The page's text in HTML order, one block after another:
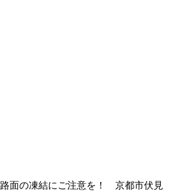
面の凍結にご注意を！ 京都市伏見